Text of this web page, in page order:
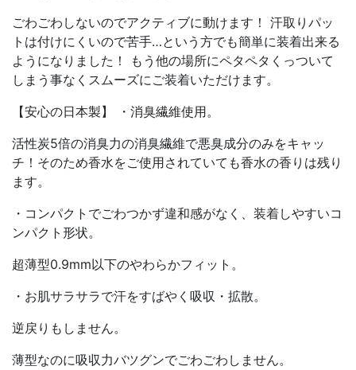
ごわごわしないのでアクティブに動けます！ 汗取りパッ
トは付けにくいので苦手…という方でも簡単に装着出来る
ようになりました！ もう他の場所にペタペタくっついて
しまう事なくスムーズにご装着いただけます。
【安心の日本製】 ・消臭繊維使用。
活性炭5倍の消臭力の消臭繊維で悪臭成分のみをキャッ
チ！そのため香水をご使用されていても香水の香りは残り
ます。
・コンパクトでごわつかず違和感がなく、装着しやすいコ
ンパクト形状。
超薄型0.9mm以下のやわらかフィット。
・お肌サラサラで汗をすばやく吸収・拡散。
逆戻りもしません。
薄型なのに吸収力バツグンでごわごわしません。